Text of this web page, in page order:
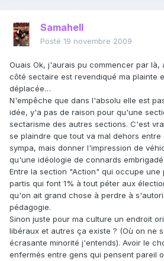
Samahell
Posté 19 novembre 2009
Ouais Ok, j'aurais pu commencer par là,
côté sectaire est revendiqué ma plainte
déplacée…
N'empêche que dans l'absolu elle est
idée, y'a pas de raison pour qu'une
sectarisme des autres sections. C'est
se plaindre que tout va mal dehors
sympa, mais donner l'impression de
qu'une idéologie de connards
Entre la section "Action" qui occupe une
partis qui font 1% à tout péter aux
qu'on ait grand chose à perdre à
pédagogie.
Sinon juste pour ma culture un endroit
libéraux et autres ça existe ? (Où on ne
écrasante minorité j'entends). Avoir le
enfermés entre gens qui pensent pareil